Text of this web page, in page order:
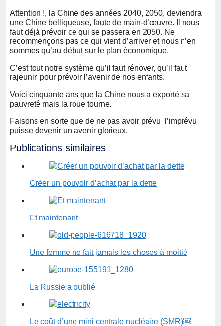
Attention !, la Chine des années 2040, 2050, deviendra
une Chine belliqueuse, faute de main-d’œuvre. Il nous
faut déjà prévoir ce qui se passera en 2050. Ne
recommençons pas ce qui vient d’arriver et nous n’en
sommes qu’au début sur le plan économique.
C’est tout notre système qu’il faut rénover, qu’il faut
rajeunir, pour prévoir l’avenir de nos enfants.
Voici cinquante ans que la Chine nous a exporté sa
pauvreté mais la roue tourne.
Faisons en sorte que de ne pas avoir prévu l’imprévu
puisse devenir un avenir glorieux.
Publications similaires :
Créer un pouvoir d’achat par la dette
Et maintenant
Une femme ne fait jamais les choses à moitié
La Russie a oublié
Le coût d’une mini centrale nucléaire (SMR)￼